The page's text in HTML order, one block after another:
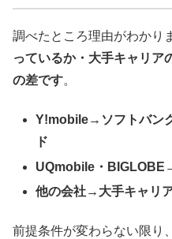
調べたところ理由がわかり
っているか・大手キャリア
の差です。
Y!mobile→ソフトバン
ド
UQmobile・
他の会社→大手キャリ
前提条件が変わらない限り